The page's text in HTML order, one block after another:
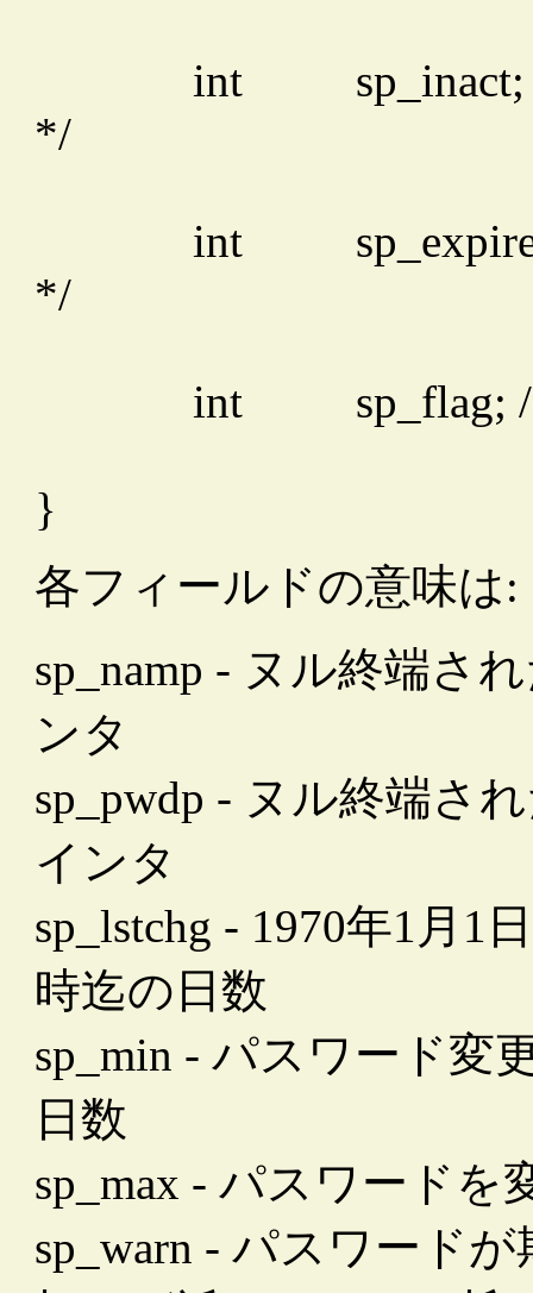
int
*/
int
*/
int sp_flag;
}
各フィールドの意味は:
sp_namp - ヌル終端さ
ンタ
sp_pwdp - ヌル終端さ
インタ
sp_lstchg - 1970年1月1
時迄の日数
sp_min - パスワード変
日数
sp_max - パスワード
sp_warn - パスワード